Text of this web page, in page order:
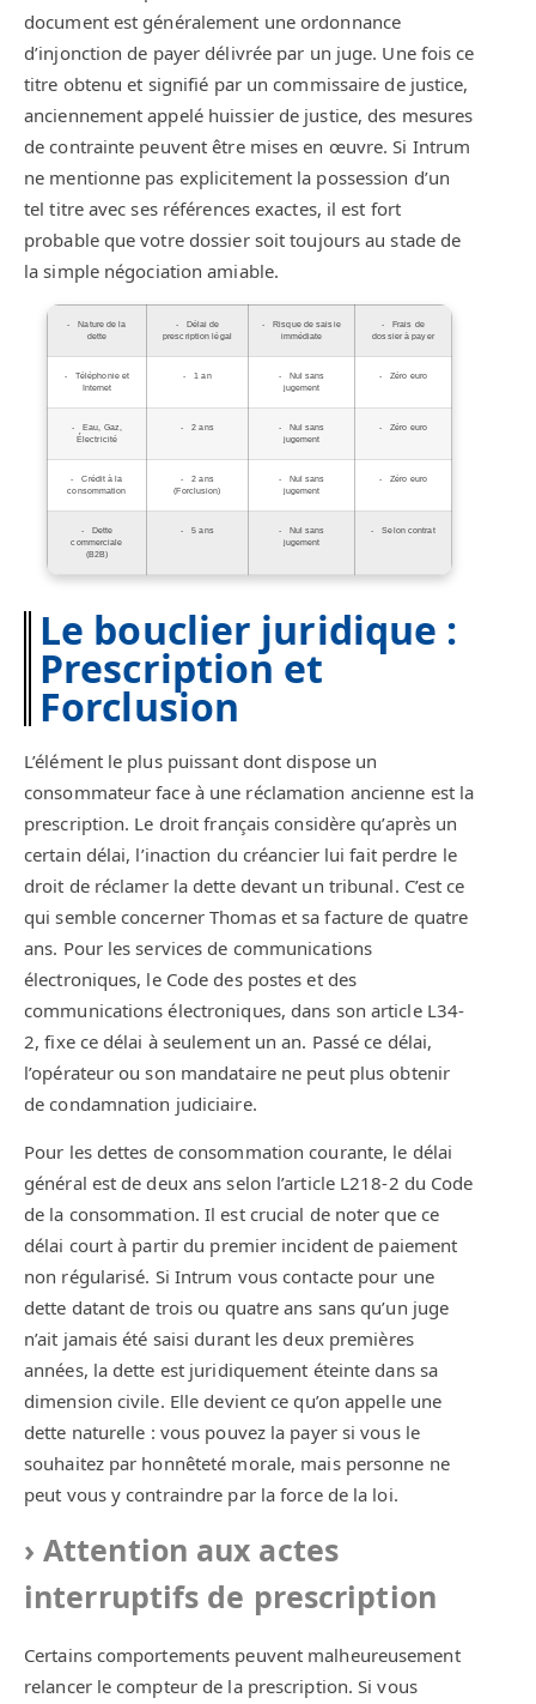
document est généralement une ordonnance
d’injonction de payer délivrée par un juge. Une fois ce
titre obtenu et signifié par un commissaire de justice,
anciennement appelé huissier de justice, des mesures
de contrainte peuvent être mises en œuvre. Si Intrum
ne mentionne pas explicitement la possession d’un
tel titre avec ses références exactes, il est fort
probable que votre dossier soit toujours au stade de
la simple négociation amiable.
Nature de la
dette
Délai de
prescription légal
Risque de saisie
immédiate
Frais de
dossier à payer
Téléphonie et
Internet
1 an
Nul sans
jugement
Zéro euro
Eau, Gaz,
Électricité
2 ans
Nul sans
jugement
Zéro euro
Crédit à la
consommation
2 ans
(Forclusion)
Nul sans
jugement
Zéro euro
Dette
commerciale
(B2B)
5 ans
Nul sans
jugement
Selon contrat
Le bouclier juridique :
Prescription et
Forclusion
L’élément le plus puissant dont dispose un
consommateur face à une réclamation ancienne est la
prescription. Le droit français considère qu’après un
certain délai, l’inaction du créancier lui fait perdre le
droit de réclamer la dette devant un tribunal. C’est ce
qui semble concerner Thomas et sa facture de quatre
ans. Pour les services de communications
électroniques, le Code des postes et des
communications électroniques, dans son article L34-
2, fixe ce délai à seulement un an. Passé ce délai,
l’opérateur ou son mandataire ne peut plus obtenir
de condamnation judiciaire.
Pour les dettes de consommation courante, le délai
général est de deux ans selon l’article L218-2 du Code
de la consommation. Il est crucial de noter que ce
délai court à partir du premier incident de paiement
non régularisé. Si Intrum vous contacte pour une
dette datant de trois ou quatre ans sans qu’un juge
n’ait jamais été saisi durant les deux premières
années, la dette est juridiquement éteinte dans sa
dimension civile. Elle devient ce qu’on appelle une
dette naturelle : vous pouvez la payer si vous le
souhaitez par honnêteté morale, mais personne ne
peut vous y contraindre par la force de la loi.
Attention aux actes
interruptifs de prescription
Certains comportements peuvent malheureusement
relancer le compteur de la prescription. Si vous